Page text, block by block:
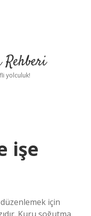
Rehberi
yolculuk!
işe
düzenlemek için